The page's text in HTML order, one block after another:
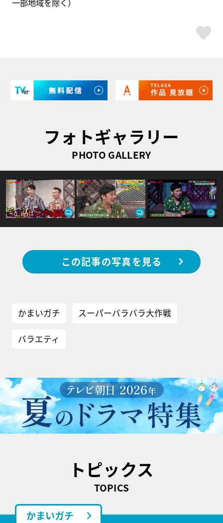
一部地域を除く）
フォトギャラリー
PHOTO GALLERY
この記事の写真を見る
かまいガチ スーパーバラバラ大作戦
バラエティ
トピックス
TOPICS
かまいガチ